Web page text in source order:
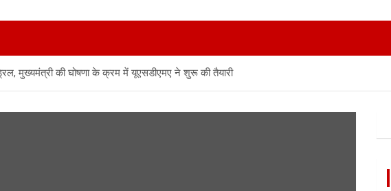
मुख्यमंत्री की घोषणा के क्रम में यूएसडीएमए ने शुरू की तैयारी